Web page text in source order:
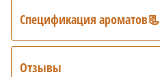
Спецификация ароматов📃
Отзывы